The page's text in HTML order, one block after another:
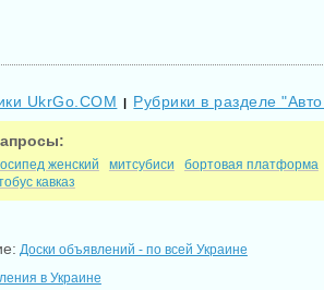
UkrGo.COM | Рубрики в разделе
женский митсубиси
бортовая платформа
кавказ
Доски объявлений - по всей Украине
в Украине